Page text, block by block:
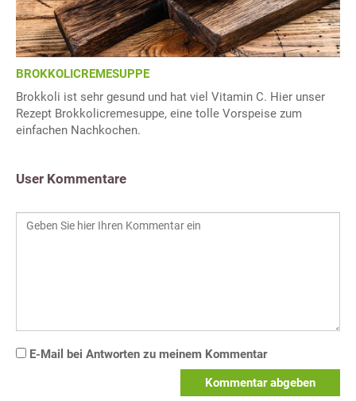
BROKKOLICREMESUPPE
Brokkoli ist sehr gesund und hat viel Vitamin C. Hier unser
Rezept Brokkolicremesuppe, eine tolle Vorspeise zum
einfachen Nachkochen.
User Kommentare
E-Mail bei Antworten zu meinem Kommentar
Kommentar abgeben